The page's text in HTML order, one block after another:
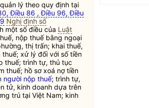
lý theo quy định tại
Điều 86 , Điều 96, Điều
Nghị định số
một số điều của Luật
nộp thuế bằng ngoại
thị trấn; khai thuế,
xử lý đối với số tiền
thuế; trình tự, thủ tục
thuế; hồ sơ xoá nợ tiền
người nộp thuế; trình tự,
tử, kinh doanh dựa trên
trú tại Việt Nam; kinh